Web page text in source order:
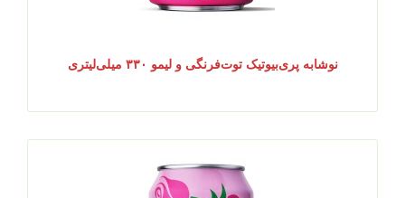
نوشابه پری‌بیوتیک توت‌فرنگی و لیمو ۳۳۰ میلی‌لیتری